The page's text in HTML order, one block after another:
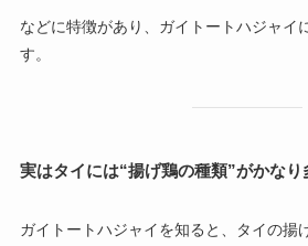
などに特徴があり、ガイトートハジャイ
す。
実はタイには“揚げ鶏の種類”がかなり
ガイトートハジャイを知ると、タイの揚